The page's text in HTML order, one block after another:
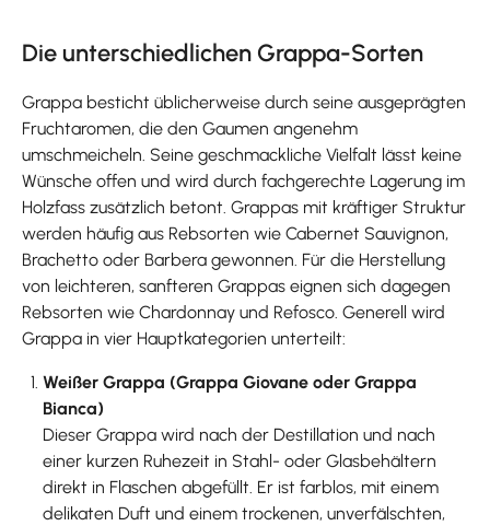
Die unterschiedlichen Grappa-Sorten
Grappa besticht üblicherweise durch seine ausgeprägten
Fruchtaromen, die den Gaumen angenehm
umschmeicheln. Seine geschmackliche Vielfalt lässt keine
Wünsche offen und wird durch fachgerechte Lagerung im
Holzfass zusätzlich betont. Grappas mit kräftiger Struktur
werden häufig aus Rebsorten wie Cabernet Sauvignon,
Brachetto oder Barbera gewonnen. Für die Herstellung
von leichteren, sanfteren Grappas eignen sich dagegen
Rebsorten wie Chardonnay und Refosco. Generell wird
Grappa in vier Hauptkategorien unterteilt:
Weißer Grappa (Grappa Giovane oder Grappa
Bianca)
Dieser Grappa wird nach der Destillation und nach
einer kurzen Ruhezeit in Stahl- oder Glasbehältern
direkt in Flaschen abgefüllt. Er ist farblos, mit einem
delikaten Duft und einem trockenen, unverfälschten,